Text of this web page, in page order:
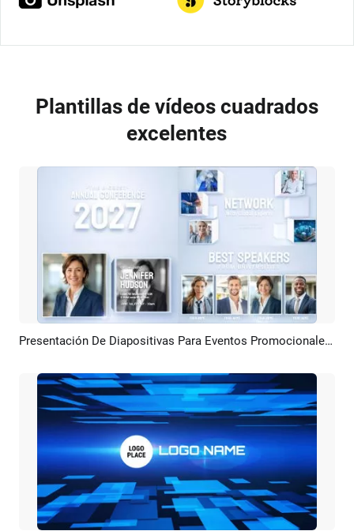
Plantillas de vídeos cuadrados
excelentes
Previsualizar Crear IA Presentación De Diapositivas Para Eventos Promocionales, Presentaciones De Empresas Tecnológicas, Cubos Y Cuadrados.